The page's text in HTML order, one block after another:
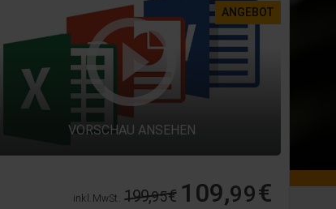
VORSCHAU ANSEHEN
ANGEBOT
inkl. MwSt. 199,95€ 109,99€